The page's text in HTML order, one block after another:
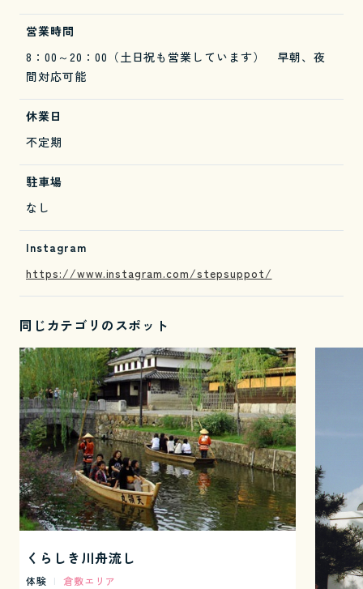
営業時間
8：00～20：00（土日祝も営業しています） 早朝、夜
間対応可能
休業日
不定期
駐車場
なし
Instagram
https://www.instagram.com/stepsuppot/
同じカテゴリのスポット
くらしき川舟流し
体験 | 倉敷エリア